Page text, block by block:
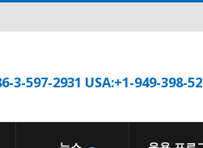
3-597-2931 USA:+1-949-398-